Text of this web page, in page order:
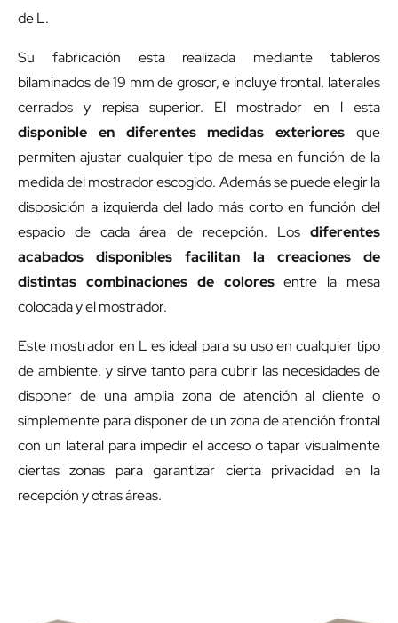
de L.
Su fabricación esta realizada mediante tableros
bilaminados de 19 mm de grosor, e incluye frontal, laterales
cerrados y repisa superior. El mostrador en l esta
disponible en diferentes medidas exteriores que
permiten ajustar cualquier tipo de mesa en función de la
medida del mostrador escogido. Además se puede elegir la
disposición a izquierda del lado más corto en función del
espacio de cada área de recepción. Los diferentes
acabados disponibles facilitan la creaciones de
distintas combinaciones de coloresentre la mesa
colocada y el mostrador.
Este mostrador en L es ideal para su uso en cualquier tipo
de ambiente, y sirve tanto para cubrir las necesidades de
disponer de una amplia zona de atención al cliente o
simplemente para disponer de un zona de atención frontal
con un lateral para impedir el acceso o tapar visualmente
ciertas zonas para garantizar cierta privacidad en la
recepción y otras áreas.